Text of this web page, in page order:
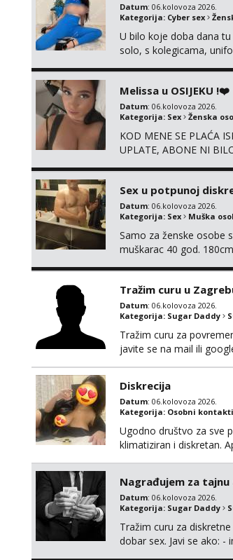
Datum: 06.kolovoza 2026.
Kategorija: Cyber sex
U bilo koje doba dana
solo, s kolegicama,
Melissa u OSIJEKU !❤️
Datum: 06.kolovoza 2026.
Kategorija: Sex Ženska
KOD MENE SE PLAĆA
UPLATE, ABONE NI
Sex u potpunoj
Datum: 06.kolovoza 2026.
Kategorija: Sex Muška
Samo za ženske osobe
muškarac 40 god.
Tražim curu u
Datum: 06.kolovoza 2026.
Kategorija: Sugar Daddy
Tražim curu za
javite se na mail ili
Diskrecija
Datum: 06.kolovoza 2026.
Kategorija: Osobni kontakti
Ugodno društvo za sve
klimatiziran i diskretan.
Nagrađujem za
Datum: 06.kolovoza 2026.
Kategorija: Sugar Daddy
Tražim curu za
dobar sex. Javi se ako: